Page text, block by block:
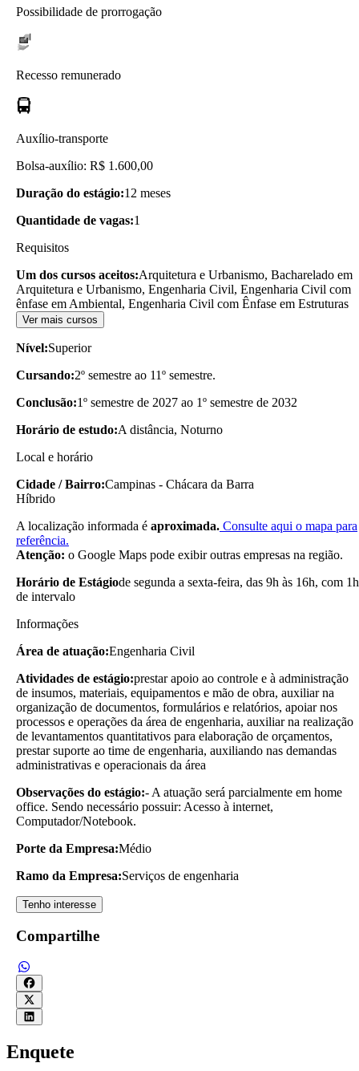
Possibilidade de prorrogação
Recesso remunerado
Auxílio-transporte
Bolsa-auxílio: R$ 1.600,00
Duração do estágio:12 meses
Quantidade de vagas:1
Requisitos
Um dos cursos aceitos:Arquitetura e Urbanismo, Bacharelado em
Arquitetura e Urbanismo, Engenharia Civil, Engenharia Civil com
ênfase em Ambiental, Engenharia Civil com Ênfase em Estruturas
Ver mais cursos
Nível:Superior
Cursando:2º semestre ao 11º semestre.
Conclusão:1º semestre de 2027 ao 1º semestre de 2032
Horário de estudo:A distância, Noturno
Local e horário
Cidade / Bairro:Campinas - Chácara da Barra
Híbrido
A localização informada é aproximada. Consulte aqui o mapa para
referência.
Atenção: o Google Maps pode exibir outras empresas na região.
Horário de Estágiode segunda a sexta-feira, das 9h às 16h, com 1h
de intervalo
Informações
Área de atuação:Engenharia Civil
Atividades de estágio:prestar apoio ao controle e à administração
de insumos, materiais, equipamentos e mão de obra, auxiliar na
organização de documentos, formulários e relatórios, apoiar nos
processos e operações da área de engenharia, auxiliar na realização
de levantamentos quantitativos para elaboração de orçamentos,
prestar suporte ao time de engenharia, auxiliando nas demandas
administrativas e operacionais da área
Observações do estágio:- A atuação será parcialmente em home
office. Sendo necessário possuir: Acesso à internet,
Computador/Notebook.
Porte da Empresa:Médio
Ramo da Empresa:Serviços de engenharia
Tenho interesse
Compartilhe
Enquete